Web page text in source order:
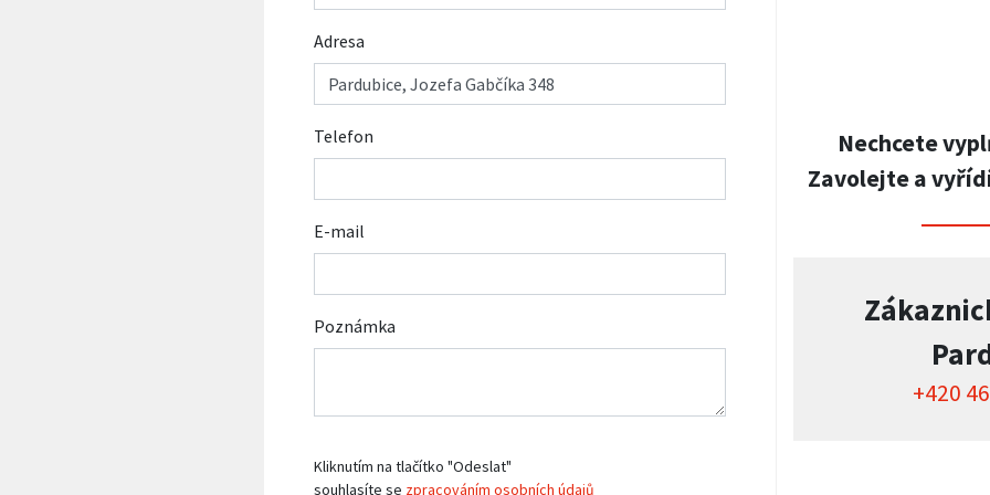
Adresa
Telefon
E-mail
Poznámka
Kliknutím na tlačítko "Odeslat"
souhlasíte se zpracováním osobních údajů
Nechcete
Zavolejte a
+420